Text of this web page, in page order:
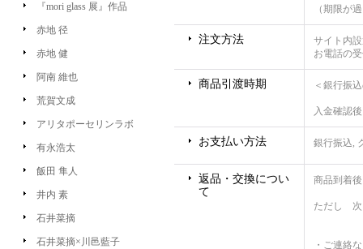
『mori glass 展』作品
赤地 径
赤地 健
阿南 維也
荒賀文成
アリタポーセリンラボ
有永浩太
飯田 隼人
井内 素
石井菜摘
石井菜摘×川邑藍子
（期限が
注文方法
サイト内
お電話の
商品引渡時期 ＜銀行振
入金確認
お支払い方法 銀行振込,
返品・交換につい
て
商品到着
ただし 次
・ご連絡